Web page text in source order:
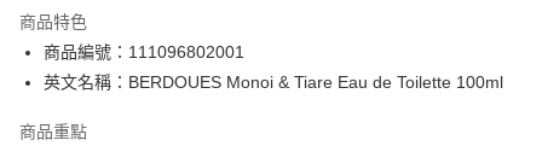
PayMe
WeChat Pay
BoC Pay
商品特色
商品編號：111096802001
英文名稱：BERDOUES Monoi & Tiare Eau de Toilette 100ml
商品重點